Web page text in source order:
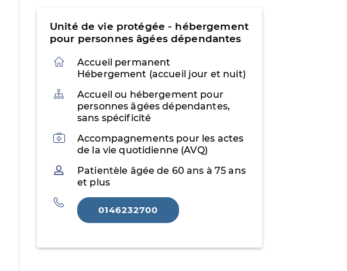
Unité de vie protégée - hébergement
pour personnes âgées dépendantes
Accueil permanent
Hébergement (accueil jour et nuit)
Organisation
Accueil ou hébergement pour
personnes âgées dépendantes,
sans spécificité
ActivitésAccompagnements pour les actes
de la vie quotidienne (AVQ)
PatientèlePatientèle âgée de 60 ans à 75 ans
et plus
Téléphone
0146232700